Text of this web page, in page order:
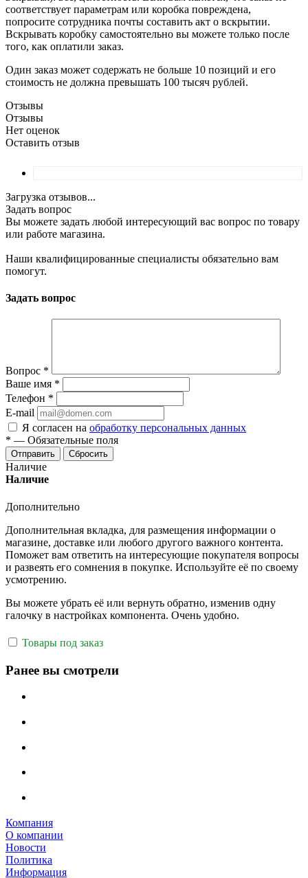
соответствует параметрам или коробка повреждена,
попросите сотрудника почты составить акт о вскрытии.
Вскрывать коробку самостоятельно вы можете только после
того, как оплатили заказ.
Один заказ может содержать не больше 10 позиций и его
стоимость не должна превышать 100 тысяч рублей.
Отзывы
Отзывы
Нет оценок
Оставить отзыв
Загрузка отзывов...
Задать вопрос
Вы можете задать любой интересующий вас вопрос по товару
или работе магазина.
Наши квалифицированные специалисты обязательно вам
помогут.
Задать вопрос
Вопрос *
Ваше имя *
Телефон *
E-mail
Я согласен на обработку персональных данных
* — Обязательные поля
Отправить Сбросить
Наличие
Наличие
Дополнительно
Дополнительная вкладка, для размещения информации о
магазине, доставке или любого другого важного контента.
Поможет вам ответить на интересующие покупателя вопросы
и развеять его сомнения в покупке. Используйте её по своему
усмотрению.
Вы можете убрать её или вернуть обратно, изменив одну
галочку в настройках компонента. Очень удобно.
Товары под заказ
Ранее вы смотрели
Компания
О компании
Новости
Политика
Информация